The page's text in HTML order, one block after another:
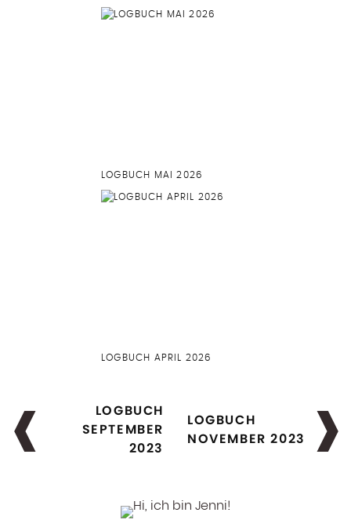
LOGBUCH MAI 2026
LOGBUCH APRIL 2026
LOGBUCH
SEPTEMBER
2023
LOGBUCH
NOVEMBER 2023